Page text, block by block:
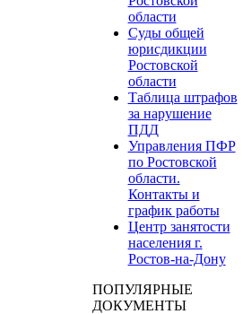
области
Суды общей
юрисдикции
Ростовской
области
Таблица штрафов
за нарушение
ПДД
Управления ПФР
по Ростовской
области.
Контакты и
график работы
Центр занятости
населения г.
Ростов-на-Дону
ПОПУЛЯРНЫЕ
ДОКУМЕНТЫ